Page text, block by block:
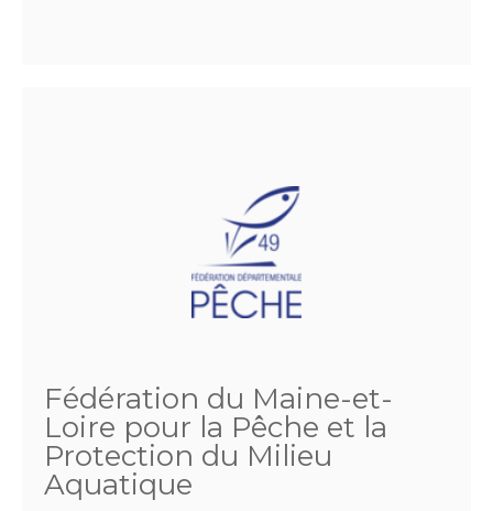
Fédération du Maine-et-
Loire pour la Pêche et la
Protection du Milieu
Aquatique